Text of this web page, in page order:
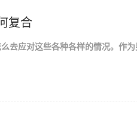
复合
去应对这些各种各样的情况。作